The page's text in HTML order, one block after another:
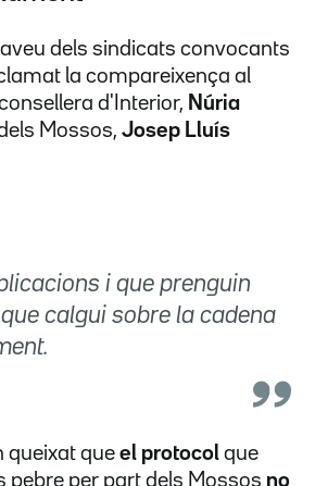
dels sindicats convocants
la compareixença al
d'Interior, Núria
Mossos, Josep Lluís
i que prenguin
calgui sobre la cadena
queixat que el protocol que
pebre per part dels Mossos no